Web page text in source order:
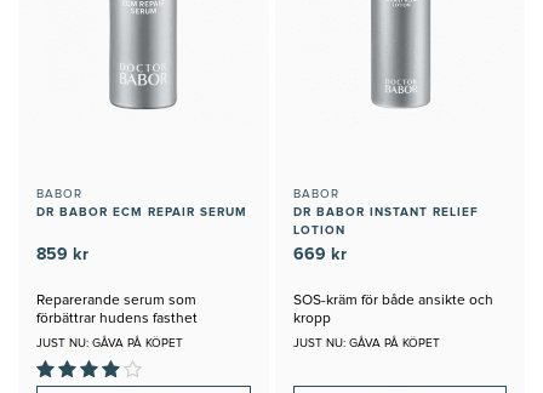
BABOR
DR BABOR ECM REPAIR SERUM
859 kr
Reparerande serum som
förbättrar hudens fasthet
JUST NU: GÅVA PÅ KÖPET
BABOR
DR BABOR INSTANT RELIEF
LOTION
669 kr
SOS-kräm för både ansikte och
kropp
JUST NU: GÅVA PÅ KÖPET